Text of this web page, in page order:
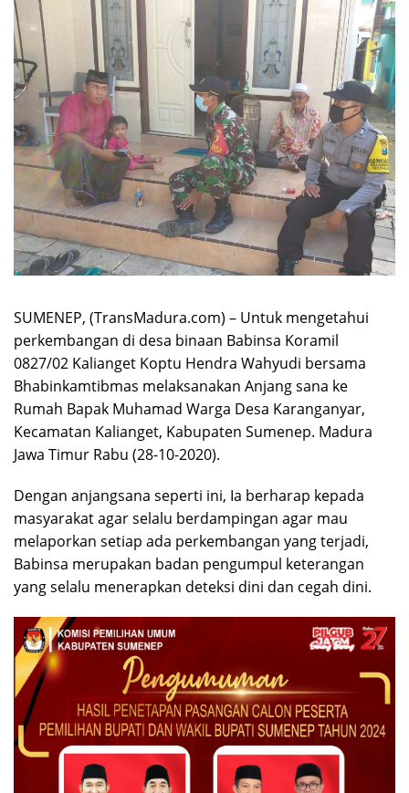
SUMENEP, (TransMadura.com) – Untuk mengetahui
perkembangan di desa binaan Babinsa Koramil
0827/02 Kalianget Koptu Hendra Wahyudi bersama
Bhabinkamtibmas melaksanakan Anjang sana ke
Rumah Bapak Muhamad Warga Desa Karanganyar,
Kecamatan Kalianget, Kabupaten Sumenep. Madura
Jawa Timur Rabu (28-10-2020).
Dengan anjangsana seperti ini, Ia berharap kepada
masyarakat agar selalu berdampingan agar mau
melaporkan setiap ada perkembangan yang terjadi,
Babinsa merupakan badan pengumpul keterangan
yang selalu menerapkan deteksi dini dan cegah dini.